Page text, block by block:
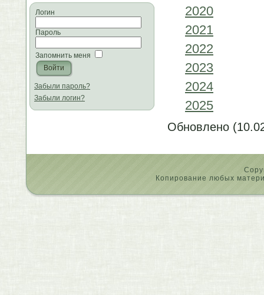
Логин
Пароль
Запомнить меня
Забыли пароль?
Забыли логин?
2020
2021
2022
2023
2024
2025
Обновлено
Копирование любых